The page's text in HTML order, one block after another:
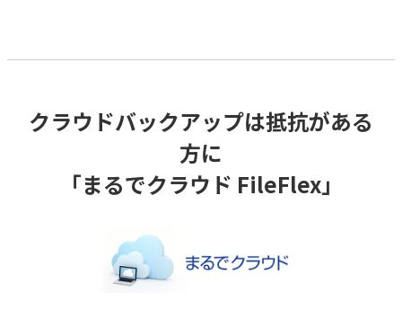
クラウドバックアップは抵抗がある
方に
「まるでクラウド FileFlex」